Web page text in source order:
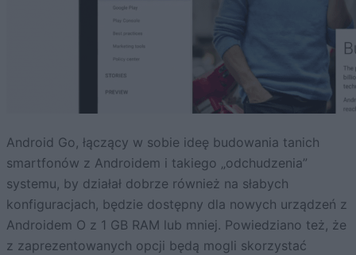
Android Go, łączący w sobie ideę budowania tanich
smartfonów z Androidem i takiego „odchudzenia”
systemu, by działał dobrze również na słabych
konfiguracjach, będzie dostępny dla nowych urządzeń z
Androidem O z 1 GB RAM lub mniej. Powiedziano też, że
z zaprezentowanych opcji będą mogli skorzystać